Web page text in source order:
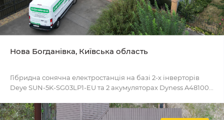
Нова Богданівка, Київська область
Гібридна сонячна електростанція на базі 2-х інверторів
Deye SUN-5K-SG03LP1-EU та 2 акумуляторах Dyness A48100...